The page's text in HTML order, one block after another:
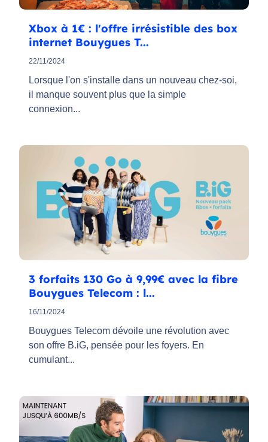
Xbox à 1€ : l'offre irrésistible des box
internet Bouygues T...
22/11/2024
Lorsque l'on s'installe dans un nouveau chez-soi,
il manque souvent plus que la simple
connexion...
3 forfaits 130 Go à 9,99€ avec la fibre
Bouygues Telecom : l...
16/11/2024
Bouygues Telecom dévoile une révolution avec
son offre B.iG, pensée pour les foyers. En
cumulant...